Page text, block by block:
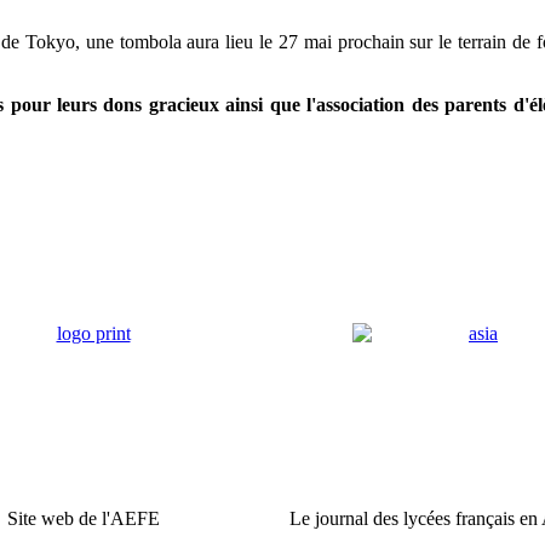
Tokyo, une tombola aura lieu le 27 mai prochain sur le terrain de
leurs dons gracieux ainsi que l'association des parents
Site web de l'AEFE Le journal des lycées français